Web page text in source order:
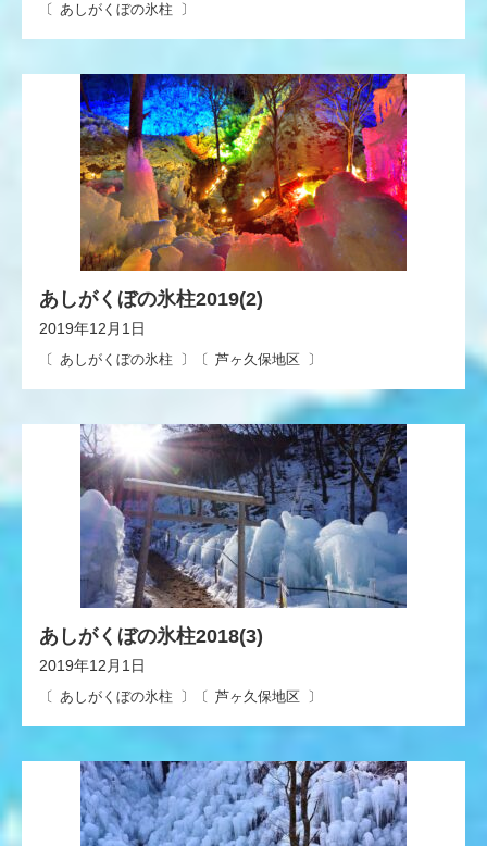
あしがくぼの氷柱
2019年12月1日
あしがくぼの氷柱 芦ヶ久保地区
あしがくぼの氷柱2019(2)
2019年12月1日
あしがくぼの氷柱 芦ヶ久保地区
あしがくぼの氷柱2018(3)